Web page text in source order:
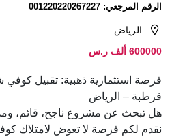
الرقم المرجعي:
الرياض
600000 ألف ر.س
فرصة استثمارية ذهبية: تقبيل
قرطبة – الرياض
هل تبحث عن مشروع ناجح، قائم،
نقدم لكم فرصة لا تعوض لامتلاك